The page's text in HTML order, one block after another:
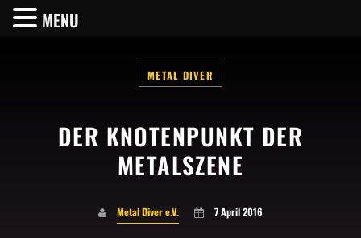
SHARE THIS PAGE ON:
Twitter
METAL DIVER
DER KNOTENPUNKT DER
METALSZENE
Metal Diver e.V. 7 April 2016
MENU